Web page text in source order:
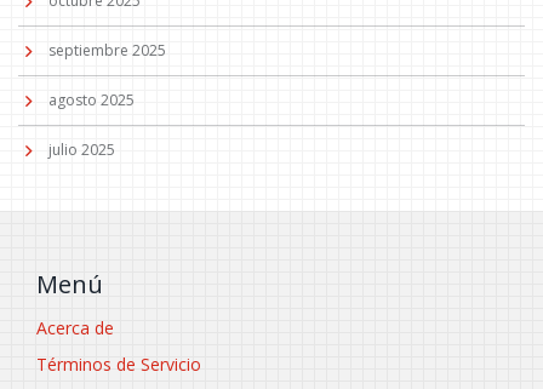
septiembre 2025
agosto 2025
julio 2025
Menú
Acerca de
Términos de Servicio